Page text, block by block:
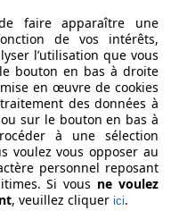
PS)
faire apparaître une
de vos intérêts,
l’utilisation que vous
bouton en bas à droite
en œuvre de cookies
des données à
sur le bouton en bas à
à une sélection
voulez vous opposer au
personnel reposant
Si vous ne voulez
, veuillez cliquer ici.